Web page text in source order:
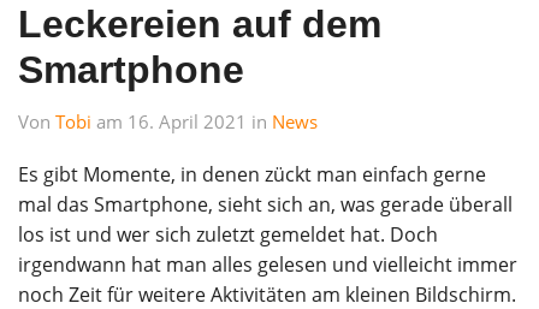
Leckereien auf dem
Smartphone
Von Tobi am 16. April 2021 in News
Es gibt Momente, in denen zückt man einfach gerne
mal das Smartphone, sieht sich an, was gerade überall
los ist und wer sich zuletzt gemeldet hat. Doch
irgendwann hat man alles gelesen und vielleicht immer
noch Zeit für weitere Aktivitäten am kleinen Bildschirm.